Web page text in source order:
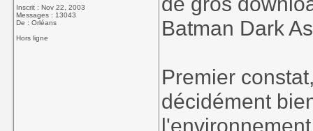
Inscrit : Nov 22, 2003
Messages : 13043
De : Orléans
Hors ligne
Batman Dark
Premier
décidément